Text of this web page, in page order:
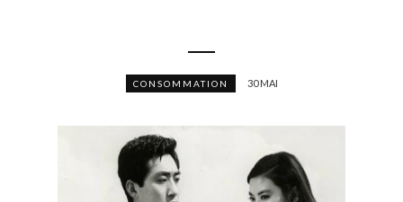
CONSOMMATION 30 MAI